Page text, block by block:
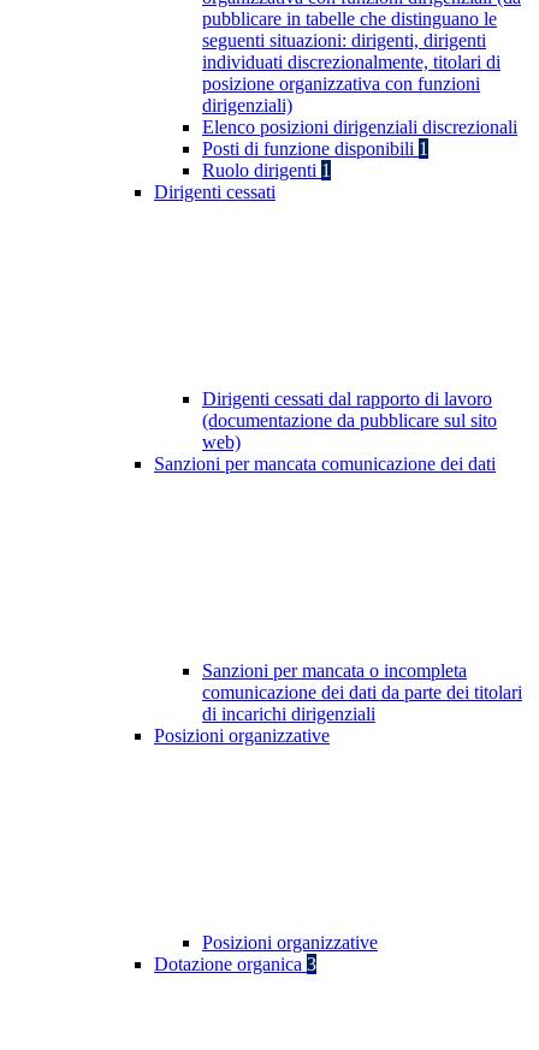
pubblicare in tabelle che distinguano le
seguenti situazioni: dirigenti, dirigenti
individuati discrezionalmente, titolari di
posizione organizzativa con funzioni
dirigenziali)
Elenco posizioni dirigenziali discrezionali
Posti di funzione disponibili 1
Ruolo dirigenti 1
Dirigenti cessati
Dirigenti cessati dal rapporto di lavoro
(documentazione da pubblicare sul sito
web)
Sanzioni per mancata comunicazione dei dati
Sanzioni per mancata o incompleta
comunicazione dei dati da parte dei titolari
di incarichi dirigenziali
Posizioni organizzative
Posizioni organizzative
Dotazione organica 3